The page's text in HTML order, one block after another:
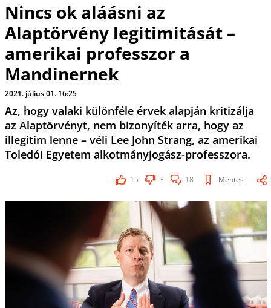
Nincs ok aláásni az
Alaptörvény legitimitását –
amerikai professzor a
Mandinernek
2021. július 01. 16:25
Az, hogy valaki különféle érvek alapján kritizálja
az Alaptörvényt, nem bizonyíték arra, hogy az
illegitim lenne – véli Lee John Strang, az amerikai
Toledói Egyetem alkotmányjogász-professzora.
15 3 18 Mentés